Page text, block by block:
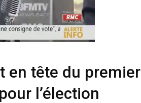
en tête du premier
l’élection